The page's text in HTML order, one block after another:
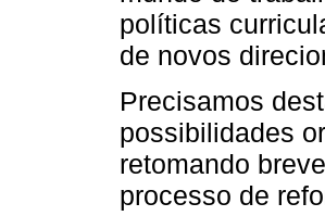
políticas
de novos
Precisamos
possibilidades
retomando
processo de